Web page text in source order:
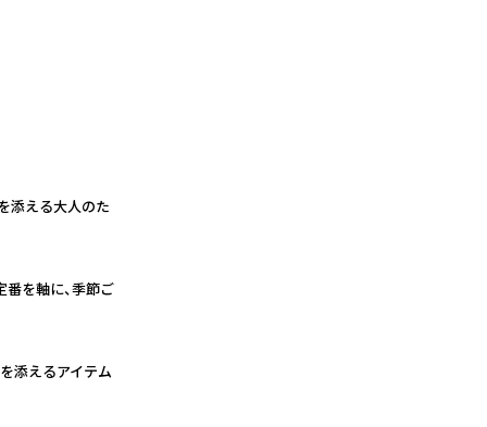
添える大人のた
を軸に、季節ご
添えるアイテム